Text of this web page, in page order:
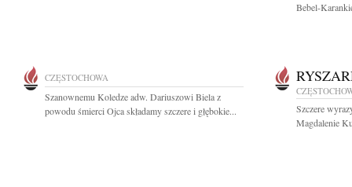
Bebel-
CZĘSTOCHOWA
Szanownemu Koledze adw. Dariuszowi Biela z
powodu śmierci Ojca składamy szczere i głębokie...
Szczere
Magdalenie